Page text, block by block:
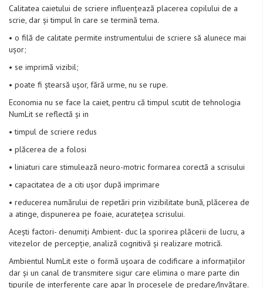
Calitatea caietului de scriere influențează placerea copilului de a
scrie, dar și timpul în care se termină tema.
• o filă de calitate permite instrumentului de scriere să alunece mai
ușor;
• se imprimă vizibil;
• poate fi ștearsă ușor, fără urme, nu se rupe.
Economia nu se face la caiet, pentru că timpul scutit de tehnologia
NumLit se reflectă și in
• timpul de scriere redus
• plăcerea de a folosi
• liniaturi care stimulează neuro-motric formarea corectă a scrisului
• capacitatea de a citi ușor după imprimare
• reducerea numărului de repetări prin vizibilitate bună, plăcerea de
a atinge, dispunerea pe foaie, acuratețea scrisului.
Acești factori- denumiți Ambient- duc la sporirea plăcerii de lucru, a
vitezelor de percepție, analiză cognitivă și realizare motrică.
Ambientul NumLit este o formă ușoara de codificare a informațiilor
dar și un canal de transmitere sigur care elimina o mare parte din
tipurile de interferențe care apar în procesele de predare/învățare.